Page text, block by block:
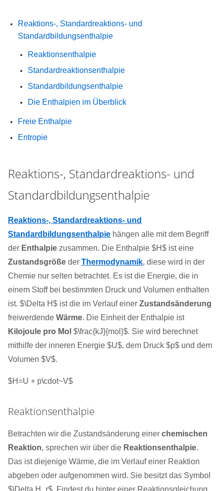
Reaktions-, Standardreaktions- und
Standardbildungsenthalpie
Reaktionsenthalpie
Standardreaktionsenthalpie
Standardbildungsenthalpie
Die Enthalpien im Überblick
Freie Enthalpie
Entropie
Reaktions-, Standardreaktions- und
Standardbildungsenthalpie
Reaktions-, Standardreaktions- und
Standardbildungsenthalpie hängen alle mit dem Begriff
der Enthalpie zusammen. Die Enthalpie $H$ ist eine
Zustandsgröße der Thermodynamik, diese wird in der
Chemie nur selten betrachtet. Es ist die Energie, die in
einem Stoff bei bestimmten Druck und Volumen enthalten
ist. $\Delta H$ ist die im Verlauf einer Zustandsänderung
freiwerdende Wärme. Die Einheit der Enthalpie ist
Kilojoule pro Mol $\frac{kJ}{mol}$. Sie wird berechnet
mithilfe der inneren Energie $U$, dem Druck $p$ und dem
Volumen $V$.
$H=U + p\cdot~V$
Reaktionsenthalpie
Betrachten wir die Zustandsänderung einer chemischen
Reaktion, sprechen wir über die Reaktionsenthalpie.
Das ist diejenige Wärme, die im Verlauf einer Reaktion
abgeben oder aufgenommen wird. Sie besitzt das Symbol